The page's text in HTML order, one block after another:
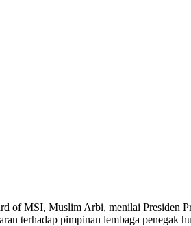
MSI, Muslim Arbi, menilai Presiden
terhadap pimpinan lembaga